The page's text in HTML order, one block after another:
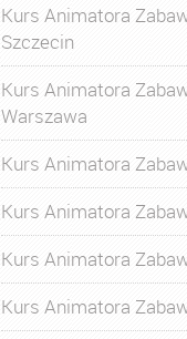
Kurs Animatora
Szczecin
Kurs Animatora
Warszawa
Kurs Animatora
Kurs Animatora
Kurs Animatora
Kurs Animatora